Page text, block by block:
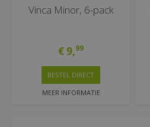
Vinca Minor, 6-pack
€ 9,99
MEER INFORMATIE
BESTEL DIRECT